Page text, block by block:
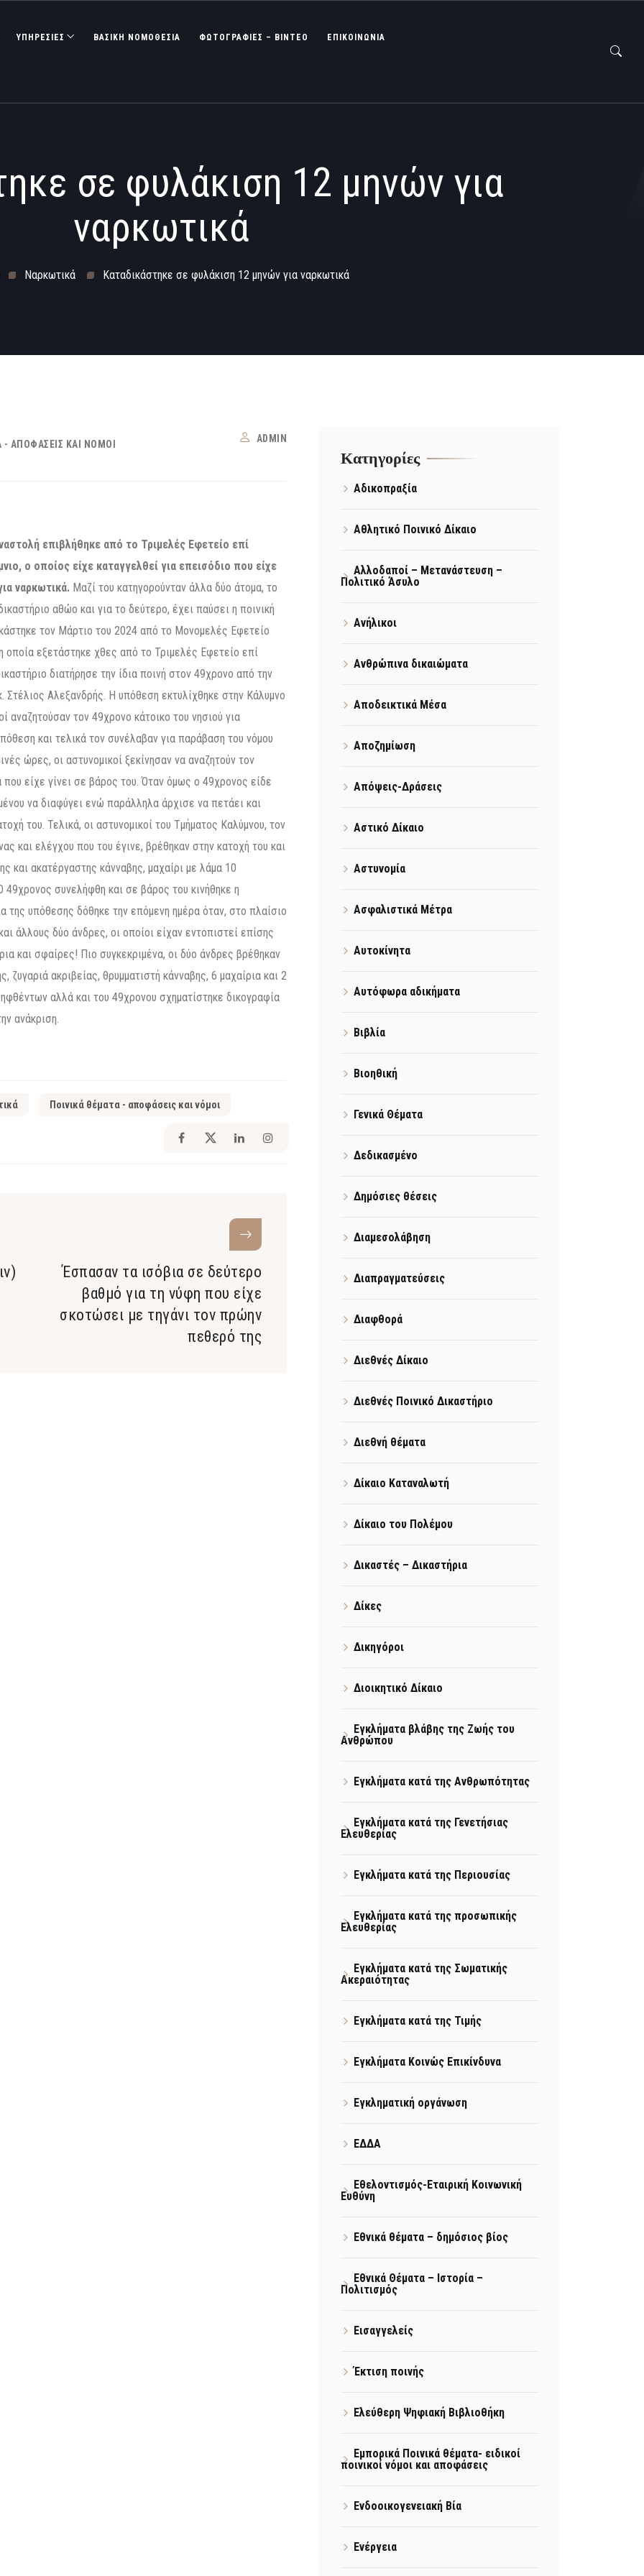
ΥΠΗΡΕΣΙΕΣ ΒΑΣΙΚΉ ΝΟΜΟΘΕΣΊΑ ΦΩΤΟΓΡΑΦΊΕΣ – ΒΊΝΤΕΟ ΕΠΙΚΟΙΝΩΝΙΑ
σε φυλάκιση 12 μηνών για
ναρκωτικά
Ναρκωτικά Καταδικάστηκε σε φυλάκιση 12 μηνών για ναρκωτικά
- ΑΠΟΦΆΣΕΙΣ ΚΑΙ ΝΌΜΟΙ ADMIN
επιβλήθηκε από το Τριμελές Εφετείο επί
ο οποίος είχε καταγγελθεί για επεισόδιο που είχε
ναρκωτικά. Μαζί του κατηγορούνταν άλλα δύο άτομα, το
αθώο και για το δεύτερο, έχει παύσει η ποινική
τον Μάρτιο του 2024 από το Μονομελές Εφετείο
εξετάστηκε χθες από το Τριμελές Εφετείο επί
διατήρησε την ίδια ποινή στον 49χρονο από την
Αλεξανδρής. Η υπόθεση εκτυλίχθηκε στην Κάλυμνο
αναζητούσαν τον 49χρονο κάτοικο του νησιού για
και τελικά τον συνέλαβαν για παράβαση του νόμου
ώρες, οι αστυνομικοί ξεκίνησαν να αναζητούν τον
είχε γίνει σε βάρος του. Όταν όμως ο 49χρονος είδε
να διαφύγει ενώ παράλληλα άρχισε να πετάει και
του. Τελικά, οι αστυνομικοί του Τμήματος Καλύμνου, τον
και ελέγχου που του έγινε, βρέθηκαν στην κατοχή του και
και ακατέργαστης κάνναβης, μαχαίρι με λάμα 10
συνελήφθη και σε βάρος του κινήθηκε η
της υπόθεσης δόθηκε την επόμενη ημέρα όταν, στο πλαίσιο
άλλους δύο άνδρες, οι οποίοι είχαν εντοπιστεί επίσης
και σφαίρες! Πιο συγκεκριμένα, οι δύο άνδρες βρέθηκαν
ακριβείας, θρυμματιστή κάνναβης, 6 μαχαίρια και 2
αλλά και του 49χρονου σχηματίστηκε δικογραφία
ανάκριση.
Ποινικά θέματα - αποφάσεις και νόμοι
Έσπασαν τα ισόβια σε δεύτερο
βαθμό για τη νύφη που είχε
σκοτώσει με τηγάνι τον πρώην
πεθερό της
Kατηγορίες
Αδικοπραξία
Αθλητικό Ποινικό Δίκαιο
Αλλοδαποί – Μετανάστευση –
Πολιτικό Άσυλο
Ανήλικοι
Ανθρώπινα δικαιώματα
Αποδεικτικά Μέσα
Αποζημίωση
Απόψεις-Δράσεις
Αστικό Δίκαιο
Αστυνομία
Ασφαλιστικά Μέτρα
Αυτοκίνητα
Αυτόφωρα αδικήματα
Βιβλία
Βιοηθική
Γενικά Θέματα
Δεδικασμένο
Δημόσιες θέσεις
Διαμεσολάβηση
Διαπραγματεύσεις
Διαφθορά
Διεθνές Δίκαιο
Διεθνές Ποινικό Δικαστήριο
Διεθνή θέματα
Δίκαιο Καταναλωτή
Δίκαιο του Πολέμου
Δικαστές – Δικαστήρια
Δίκες
Δικηγόροι
Διοικητικό Δίκαιο
Εγκλήματα βλάβης της Ζωής του
Ανθρώπου
Εγκλήματα κατά της Ανθρωπότητας
Εγκλήματα κατά της Γενετήσιας
Ελευθερίας
Εγκλήματα κατά της Περιουσίας
Εγκλήματα κατά της προσωπικής
Ελευθερίας
Εγκλήματα κατά της Σωματικής
Ακεραιότητας
Εγκλήματα κατά της Τιμής
Εγκλήματα Κοινώς Επικίνδυνα
Εγκληματική οργάνωση
ΕΔΔΑ
Εθελοντισμός-Εταιρική Κοινωνική
Ευθύνη
Εθνικά θέματα – δημόσιος βίος
Εθνικά Θέματα – Ιστορία –
Πολιτισμός
Εισαγγελείς
Έκτιση ποινής
Ελεύθερη Ψηφιακή Βιβλιοθήκη
Εμπορικά Ποινικά θέματα- ειδικοί
ποινικοί νόμοι και αποφάσεις
Ενδοοικογενειακή Βία
Ενέργεια